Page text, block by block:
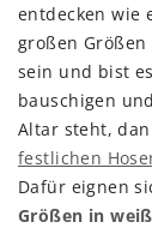
entdecken wie
großen
sein und bist
bauschigen
Altar steht,
festlichen
Dafür eignen
Größen in